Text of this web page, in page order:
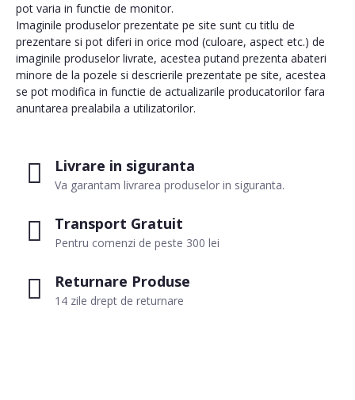
Livrare in siguranta
Va garantam livrarea produselor in siguranta.
Transport Gratuit
Pentru comenzi de peste 300 lei
Returnare Produse
14 zile drept de returnare
pot varia in functie de monitor.
Imaginile produselor prezentate pe site sunt cu titlu de
prezentare si pot diferi in orice mod (culoare, aspect etc.) de
imaginile produselor livrate, acestea putand prezenta abateri
minore de la pozele si descrierile prezentate pe site, acestea
se pot modifica in functie de actualizarile producatorilor fara
anuntarea prealabila a utilizatorilor.